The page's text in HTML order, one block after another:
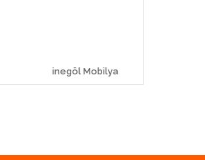
inegöl Mobilya